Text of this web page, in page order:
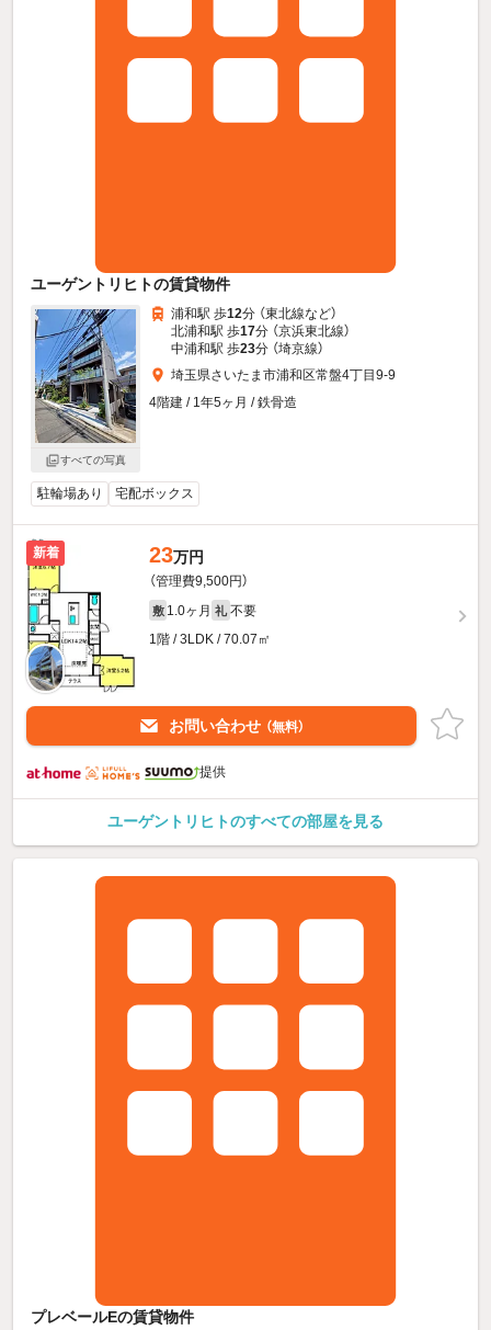
ユーゲントリヒトの賃貸物件
すべての写真
浦和駅 歩12分 （東北線など）
北浦和駅 歩17分 （京浜東北線）
中浦和駅 歩23分 （埼京線）
埼玉県さいたま市浦和区常盤4丁目9-9
4階建 / 1年5ヶ月 / 鉄骨造
駐輪場あり 宅配ボックス
新着 23万円
（管理費9,500円）
敷 1.0ヶ月 礼 不要
1階 / 3LDK / 70.07㎡
お問い合わせ （無料）
提供
ユーゲントリヒトのすべての部屋を見る
プレベールEの賃貸物件